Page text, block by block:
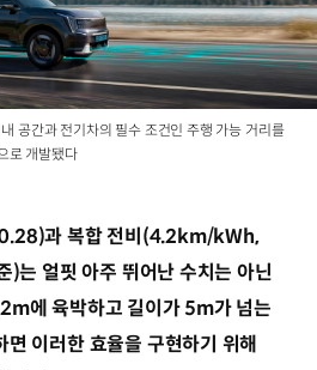
공간과 전기차의 필수 조건인 주행 가능 거리를
로 개발됐다
과 복합 전비(4.2km/kWh,
)는 얼핏 아주 뛰어난 수치는 아닌
에 육박하고 길이가 5m가 넘는
이러한 효율을 구현하기 위해